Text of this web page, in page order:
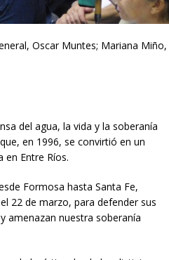
Oscar Muntes; Mariana Miño,
del agua, la vida y la soberanía
en 1996, se convirtió en un
en Entre Ríos.
Formosa hasta Santa Fe,
22 de marzo, para defender sus
amenazan nuestra soberanía